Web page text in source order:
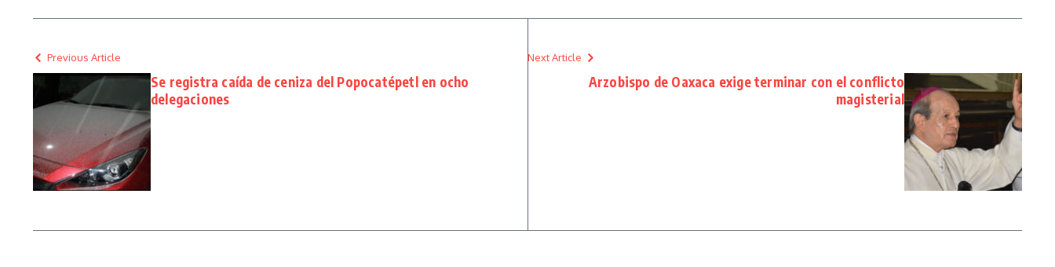
Previous Article
Se registra caída de ceniza del Popocatépetl en ocho
delegaciones
Next Article
Arzobispo de Oaxaca exige terminar con el conflicto
magisterial